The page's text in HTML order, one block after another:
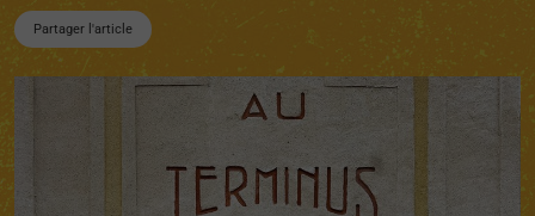
Partager l'article